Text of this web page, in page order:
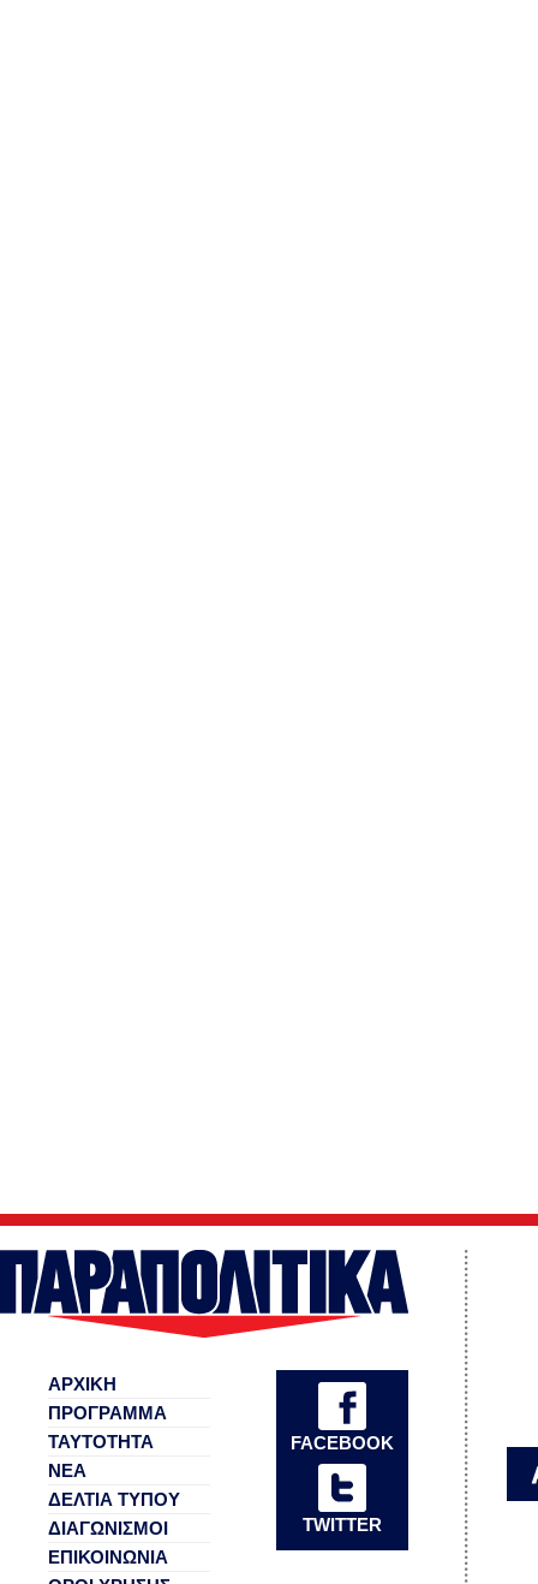
FACEBOOK
TWITTER
ΑΡΧΙΚΗ
ΠΡΟΓΡΑΜΜΑ
ΤΑΥΤΟΤΗΤΑ
ΝΕΑ
ΔΕΛΤΙΑ ΤΥΠΟΥ
ΔΙΑΓΩΝΙΣΜΟΙ
ΕΠΙΚΟΙΝΩΝΙΑ